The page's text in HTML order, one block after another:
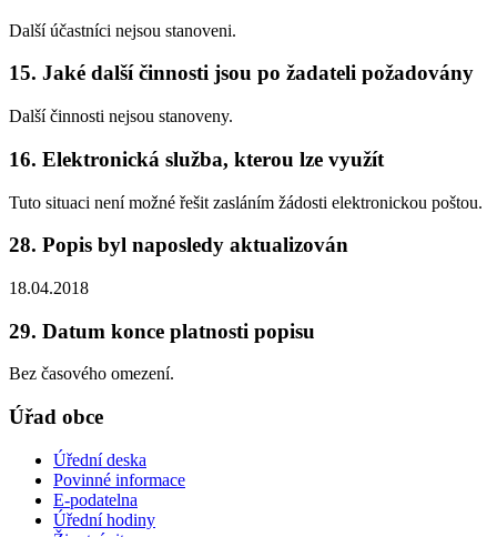
Další účastníci nejsou stanoveni.
15. Jaké další činnosti jsou po žadateli požadovány
Další činnosti nejsou stanoveny.
16. Elektronická služba, kterou lze využít
Tuto situaci není možné řešit zasláním žádosti elektronickou poštou.
28. Popis byl naposledy aktualizován
18.04.2018
29. Datum konce platnosti popisu
Bez časového omezení.
Úřad obce
Úřední deska
Povinné informace
E-podatelna
Úřední hodiny